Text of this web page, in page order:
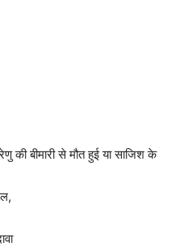
की बीमारी से मौत हुई या साजिशके